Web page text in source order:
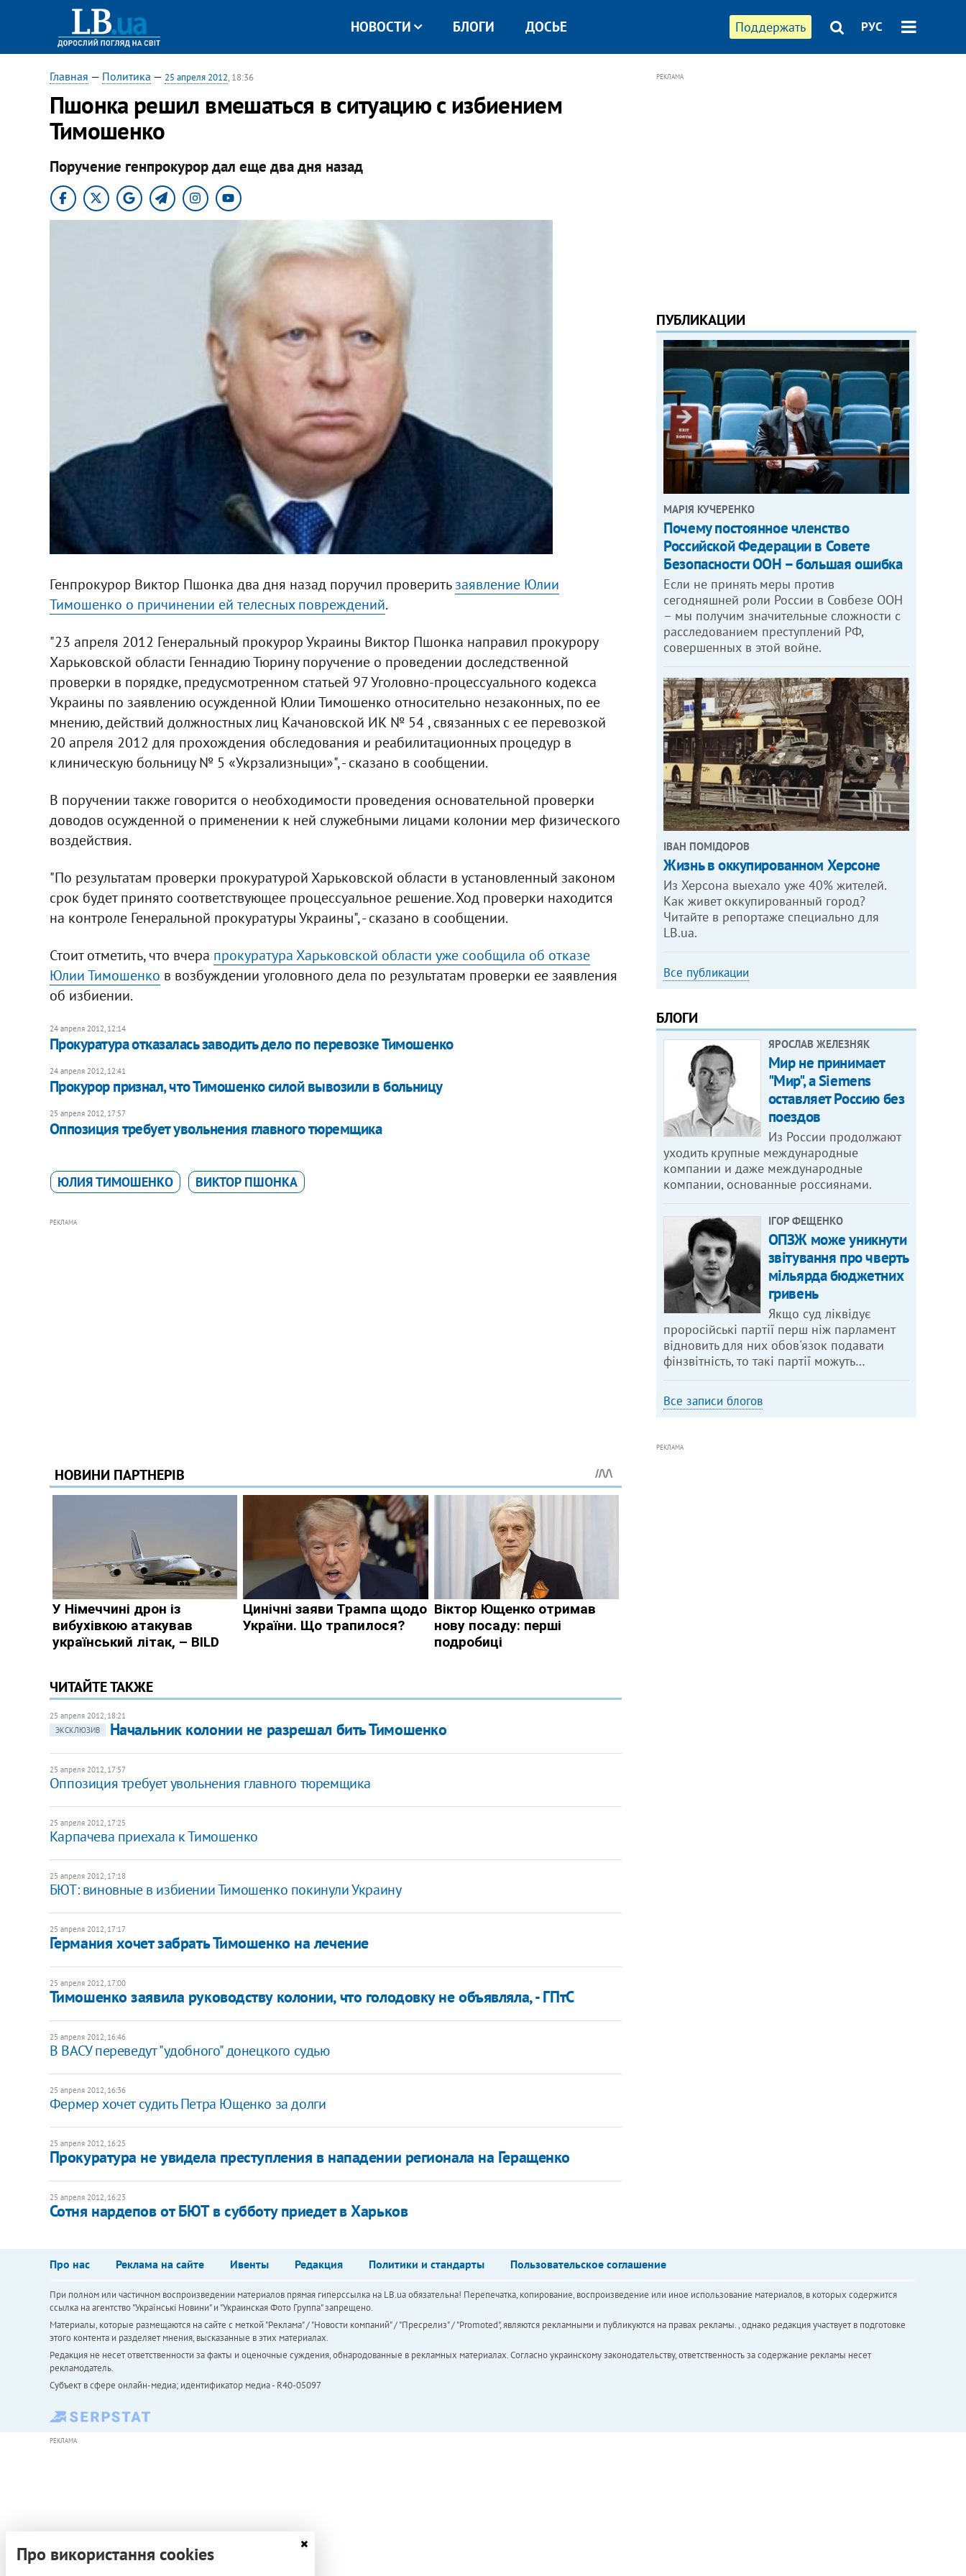
Поддержать РУС
НОВОСТИ БЛОГИ ДОСЬЕ
Главная — Политика — 25 апреля 2012, 18:36
Пшонка решил вмешаться в ситуацию с избиением
Тимошенко
Поручение генпрокурор дал еще два дня назад
Генпрокурор Виктор Пшонка два дня назад поручил проверитьзаявление Юлии
Тимошенко о причинении ей телесных повреждений.
"23 апреля 2012 Генеральный прокурор Украины Виктор Пшонка направил прокурору
Харьковской области Геннадию Тюрину поручение о проведении доследственной
проверки в порядке, предусмотренном статьей 97 Уголовно-процессуального кодекса
Украины по заявлению осужденной Юлии Тимошенко относительно незаконных, по ее
мнению, действий должностных лиц Качановской ИК № 54 , связанных с ее перевозкой
20 апреля 2012 для прохождения обследования и реабилитационных процедур в
клиническую больницу № 5 «Укрзализныци»", - сказано в сообщении.
В поручении также говорится о необходимости проведения основательной проверки
доводов осужденной о применении к ней служебными лицами колонии мер физического
воздействия.
"По результатам проверки прокуратурой Харьковской области в установленный законом
срок будет принято соответствующее процессуальное решение. Ход проверки находится
на контроле Генеральной прокуратуры Украины", - сказано в сообщении.
Стоит отметить, что вчера прокуратура Харьковской области уже сообщила об отказе
Юлии Тимошенко в возбуждении уголовного дела по результатам проверки ее заявления
об избиении.
24 апреля 2012, 12:14
Прокуратура отказалась заводить дело по перевозке Тимошенко
24 апреля 2012, 12:41
Прокурор признал, что Тимошенко силой вывозили в больницу
25 апреля 2012, 17:57
Оппозиция требует увольнения главного тюремщика
ЮЛИЯ ТИМОШЕНКО ВИКТОР ПШОНКА
РЕКЛАМА
ЧИТАЙТЕ ТАКЖЕ
25 апреля 2012, 18:21
ЭКСКЛЮЗИВ
Начальник колонии не разрешал бить Тимошенко
25 апреля 2012, 17:57
Оппозиция требует увольнения главного тюремщика
25 апреля 2012, 17:25
Карпачева приехала к Тимошенко
25 апреля 2012, 17:18
БЮТ: виновные в избиении Тимошенко покинули Украину
25 апреля 2012, 17:17
Германия хочет забрать Тимошенко на лечение
25 апреля 2012, 17:00
Тимошенко заявила руководству колонии, что голодовку не объявляла, - ГПтС
25 апреля 2012, 16:46
В ВАСУ переведут "удобного" донецкого судью
25 апреля 2012, 16:36
Фермер хочет судить Петра Ющенко за долги
25 апреля 2012, 16:25
Прокуратура не увидела преступления в нападении регионала на Геращенко
25 апреля 2012, 16:23
Сотня нардепов от БЮТ в субботу приедет в Харьков
РЕКЛАМА
ПУБЛИКАЦИИ
МАРІЯ КУЧЕРЕНКО
​Почему постоянное членство
Российской Федерации в Совете
Безопасности ООН – большая ошибка
Если не принять меры против
сегодняшней роли России в Совбезе ООН
– мы получим значительные сложности с
расследованием преступлений РФ,
совершенных в этой войне.
ІВАН ПОМІДОРОВ
Жизнь в оккупированном Херсоне
Из Херсона выехало уже 40% жителей.
Как живет оккупированный город?
Читайте в репортаже специально для
LB.ua.
Все публикации
БЛОГИ
ЯРОСЛАВ ЖЕЛЕЗНЯК
Мир не принимает
"Мир", а Siemens
оставляет Россию без
поездов
Из России продолжают
уходить крупные международные
компании и даже международные
компании, основанные россиянами.
ІГОР ФЕЩЕНКО
ОПЗЖ може уникнути
звітування про чверть
мільярда бюджетних
гривень
Якщо суд ліквідує
проросійські партії перш ніж парламент
відновить для них обов'язок подавати
фінзвітність, то такі партії можуть…
Все записи блогов
РЕКЛАМА
Про нас Реклама на сайте Ивенты Редакция Политики и стандарты Пользовательское соглашение
При полном или частичном воспроизведении материалов прямая гиперссылка на LB.ua обязательна! Перепечатка, копирование, воспроизведение или иное использование материалов, в которых содержится
ссылка на агентство "Українськi Новини" и "Украинская Фото Группа" запрещено.
Материалы, которые размещаются на сайте с меткой "Реклама" / "Новости компаний" / "Пресрелиз" / "Promoted", являются рекламными и публикуются на правах рекламы. , однако редакция участвует в подготовке
этого контента и разделяет мнения, высказанные в этих материалах.
Редакция не несет ответственности за факты и оценочные суждения, обнародованные в рекламных материалах. Согласно украинскому законодательству, ответственность за содержание рекламы несет
рекламодатель.
Субъект в сфере онлайн-медиа; идентификатор медиа - R40-05097
РЕКЛАМА
Про використання cookies